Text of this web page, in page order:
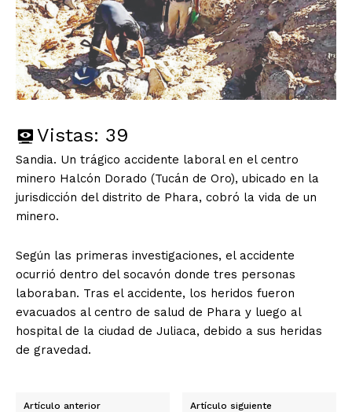
Vistas: 39
Sandia. Un trágico accidente laboral en el centro
minero Halcón Dorado (Tucán de Oro), ubicado en la
jurisdicción del distrito de Phara, cobró la vida de un
minero.
Según las primeras investigaciones, el accidente
ocurrió dentro del socavón donde tres personas
laboraban. Tras el accidente, los heridos fueron
evacuados al centro de salud de Phara y luego al
hospital de la ciudad de Juliaca, debido a sus heridas
de gravedad.
Artículo anterior Artículo siguiente